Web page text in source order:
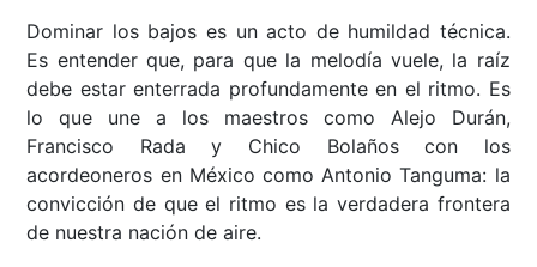
Dominar los bajos es un acto de humildad técnica.
Es entender que, para que la melodía vuele, la raíz
debe estar enterrada profundamente en el ritmo. Es
lo que une a los maestros como Alejo Durán,
Francisco Rada y Chico Bolaños con los
acordeoneros en México como Antonio Tanguma: la
convicción de que el ritmo es la verdadera frontera
de nuestra nación de aire.